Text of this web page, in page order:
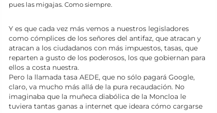
pues las migajas. Como siempre.
Y es que cada vez más vemos a nuestros legisladores
como cómplices de los señores del antifaz, que atracan y
atracan a los ciudadanos con más impuestos, tasas, que
reparten a gusto de los poderosos, los que gobiernan para
ellos a costa nuestra.
Pero la llamada tasa AEDE, que no sólo pagará Google,
claro, va mucho más allá de la pura recaudación. No
imaginaba que la muñeca diabólica de la Moncloa le
tuviera tantas ganas a internet que ideara cómo cargarse